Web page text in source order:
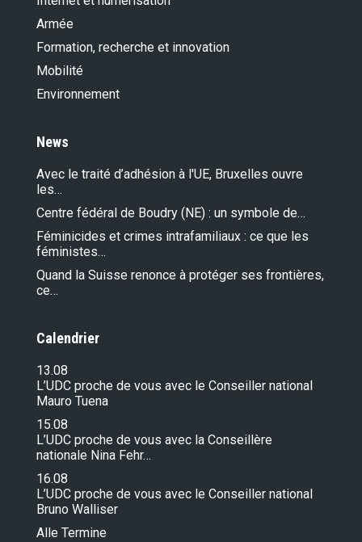
Armée
Formation, recherche et innovation
Mobilité
Environnement
News
Avec le traité d’adhésion à l'UE, Bruxelles ouvre
les…
Centre fédéral de Boudry (NE) : un symbole de…
Féminicides et crimes intrafamiliaux : ce que les
féministes…
Quand la Suisse renonce à protéger ses frontières,
ce…
Calendrier
13.08
L’UDC proche de vous avec le Conseiller national
Mauro Tuena
15.08
L’UDC proche de vous avec la Conseillère
nationale Nina Fehr…
16.08
L’UDC proche de vous avec le Conseiller national
Bruno Walliser
Alle Termine